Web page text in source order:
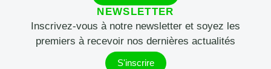
NEWSLETTER
Inscrivez-vous à notre newsletter et soyez les
premiers à recevoir nos dernières actualités
S'inscrire